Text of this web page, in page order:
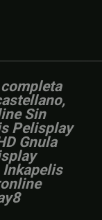
Sin
Pelisplay
Gnula